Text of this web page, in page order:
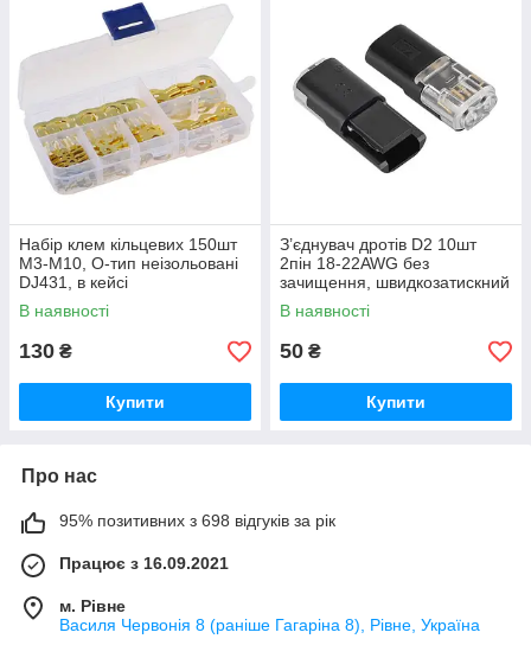
Набір клем кільцевих 150шт
М3-М10, О-тип неізольовані
DJ431, в кейсі
В наявності
130 ₴
Купити
З’єднувач дротів D2 10шт
2пін 18-22AWG без
зачищення, швидкозатискний
В наявності
50 ₴
Купити
Про нас
95% позитивних з 698 відгуків за рік
Працює з 16.09.2021
м. Рівне
Василя Червонія 8 (раніше Гагаріна 8), Рівне, Україна